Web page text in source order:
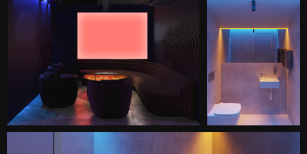
и имеет небольшую площадь.
Одной из сложностей стала
грамотная организация
пространства и планировки,
которая позволила бы разместить
бар, стойку для диджея, VIP- и
просторную общую посадку в зале,
а также сделать пребывание